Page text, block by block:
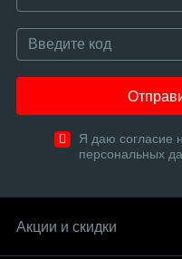
Я даю согласие
персональных
Акции и скидки